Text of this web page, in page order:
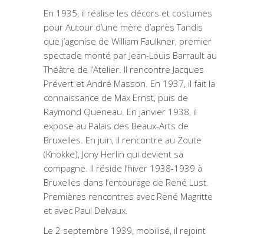
En 1935, il réalise les décors et costumes
pour Autour d’une mère d’après Tandis
que j’agonise de William Faulkner, premier
spectacle monté par Jean-Louis Barrault au
Théâtre de l’Atelier. Il rencontre Jacques
Prévert et André Masson. En 1937, il fait la
connaissance de Max Ernst, puis de
Raymond Queneau. En janvier 1938, il
expose au Palais des Beaux-Arts de
Bruxelles. En juin, il rencontre au Zoute
(Knokke), Jony Herlin qui devient sa
compagne. Il réside l’hiver 1938-1939 à
Bruxelles dans l’entourage de René Lust.
Premières rencontres avec René Magritte
et avec Paul Delvaux.
Le 2 septembre 1939, mobilisé, il rejoint